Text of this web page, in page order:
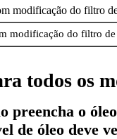
modificação do filtro
modificação do filtro
todos os
preencha o
de óleo deve